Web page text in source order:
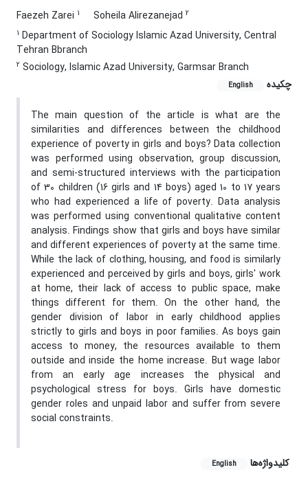
Faezeh Zarei 1 Soheila Alirezanejad 2
1 Department of Sociology Islamic Azad University, Central
Tehran Bbranch
2 Sociology, Islamic Azad University, Garmsar Branch
چکیده
English
The main question of the article is what are the
similarities and differences between the childhood
experience of poverty in girls and boys? Data collection
was performed using observation, group discussion,
and semi-structured interviews with the participation
of 30 children (16 girls and 14 boys) aged 10 to 17 years
who had experienced a life of poverty. Data analysis
was performed using conventional qualitative content
analysis. Findings show that girls and boys have similar
and different experiences of poverty at the same time.
While the lack of clothing, housing, and food is similarly
experienced and perceived by girls and boys, girls' work
at home, their lack of access to public space, make
things different for them. On the other hand, the
gender division of labor in early childhood applies
strictly to girls and boys in poor families. As boys gain
access to money, the resources available to them
outside and inside the home increase. But wage labor
from an early age increases the physical and
psychological stress for boys. Girls have domestic
gender roles and unpaid labor and suffer from severe
social constraints.
کلیدواژه‌ها English